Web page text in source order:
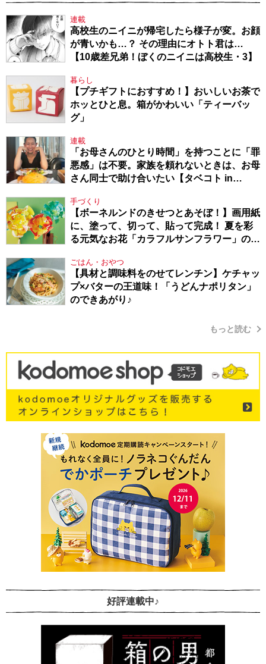
連載
高校生のニイニが帰宅したら様子が変。お顔
が青いかも…？ その理由にオトト君は…
【10歳差兄弟！ぼくのニイニは高校生・3】
暮らし
【プチギフトにおすすめ！】おいしいお茶で
ホッとひと息。箱がかわいい「ティーバッ
グ」
連載
「お母さんのひとり時間」を持つことに「罪
悪感」は不要。家族を頼れないときは、お母
さん同士で助け合いたい【タベコト in
手づくり
【ボーネルンドのきせつとあそぼ！】画用紙
に、塗って、切って、貼って完成！ 夏を彩
る元気なお花「カラフルサンフラワー」の作
ごはん・おやつ
【具材と調味料をのせてレンチン】ケチャッ
プ×バターの王道味！「うどんナポリタン」
のできあがり♪
もっと読む
好評連載中♪